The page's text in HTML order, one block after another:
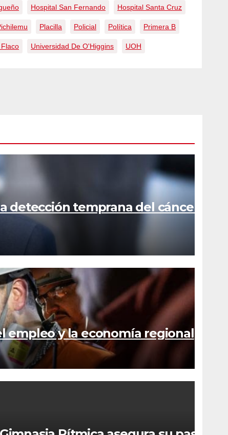
Hospital San Fernando Hospital Santa Cruz
Placilla Policial Política Primera B
Universidad De O'Higgins UOH
detección temprana del cáncer
empleo y la economía regional